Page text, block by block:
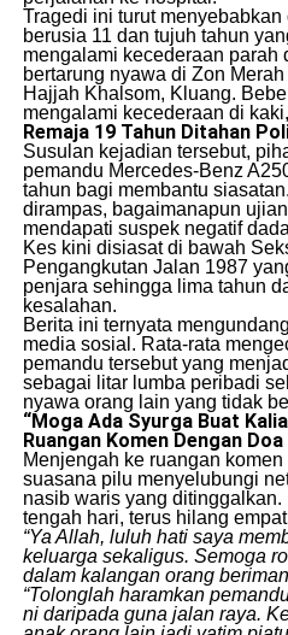
​Tragedi ini turut
berusia 11 dan tujuh tahun
mengalami kecederaan parah
bertarung nyawa di Zon
Hajjah Khalsom, Kluang.
mengalami kecederaan di
Remaja 19 Tahun Ditahan
​Susulan kejadian tersebut,
pemandu Mercedes-Benz
tahun bagi membantu
dirampas, bagaimanapun
mendapati suspek negatif
​Kes kini disiasat di bawah
Pengangkutan Jalan 1987
penjara sehingga lima tahun
kesalahan.
​Berita ini ternyata
media sosial. Rata-rata
pemandu tersebut yang
sebagai litar lumba peribadi
nyawa orang lain yang tidak
“Moga Ada Syurga Buat
Ruangan Komen Dengan Doa
​Menjengah ke ruangan
suasana pilu menyelubungi
nasib waris yang
tengah hari, terus hilang
“Ya Allah, luluh hati saya
keluarga sekaligus. Semoga
dalam kalangan orang
“Tolonglah haramkan
ni daripada guna jalan raya.